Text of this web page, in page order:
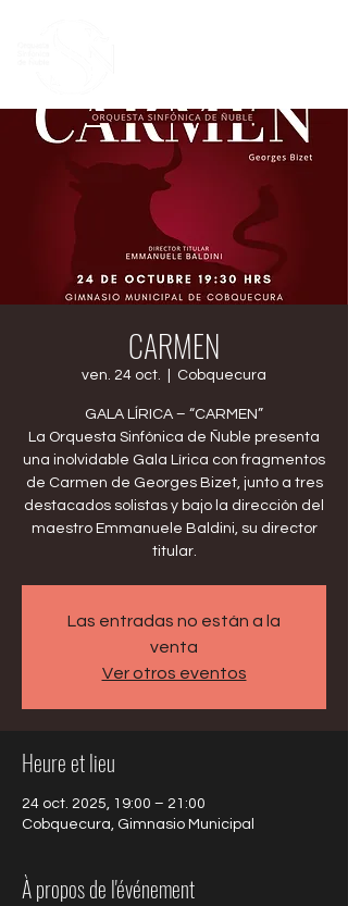
CARMEN
ven. 24 oct. Cobquecura
GALA LÍRICA – “CARMEN”
La Orquesta Sinfónica de Ñuble presenta
una inolvidable Gala Lírica con fragmentos
de Carmen de Georges Bizet, junto a tres
destacados solistas y bajo la dirección del
maestro Emmanuele Baldini, su director
titular.
Las entradas no están a la
venta
Ver otros eventos
Heure et lieu
24 oct. 2025, 19:00 – 21:00
Cobquecura, Gimnasio Municipal
À propos de l'événement